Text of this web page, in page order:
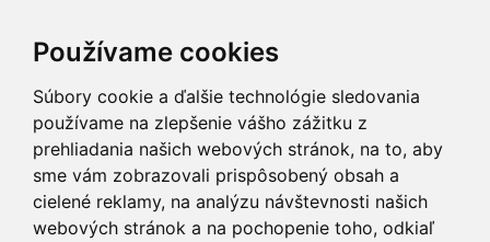
Používame cookies
Súbory cookie a ďalšie technológie sledovania
používame na zlepšenie vášho zážitku z
prehliadania našich webových stránok, na to, aby
sme vám zobrazovali prispôsobený obsah a
cielené reklamy, na analýzu návštevnosti našich
webových stránok a na pochopenie toho, odkiaľ